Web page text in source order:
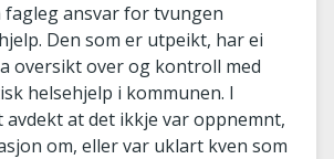
fagleg ansvar for tvungen
Den som er utpeikt, har ei
oversikt over og kontroll med
helsehjelp i kommunen. I
at det ikkje var oppnemnt,
om, eller var uklart kven som